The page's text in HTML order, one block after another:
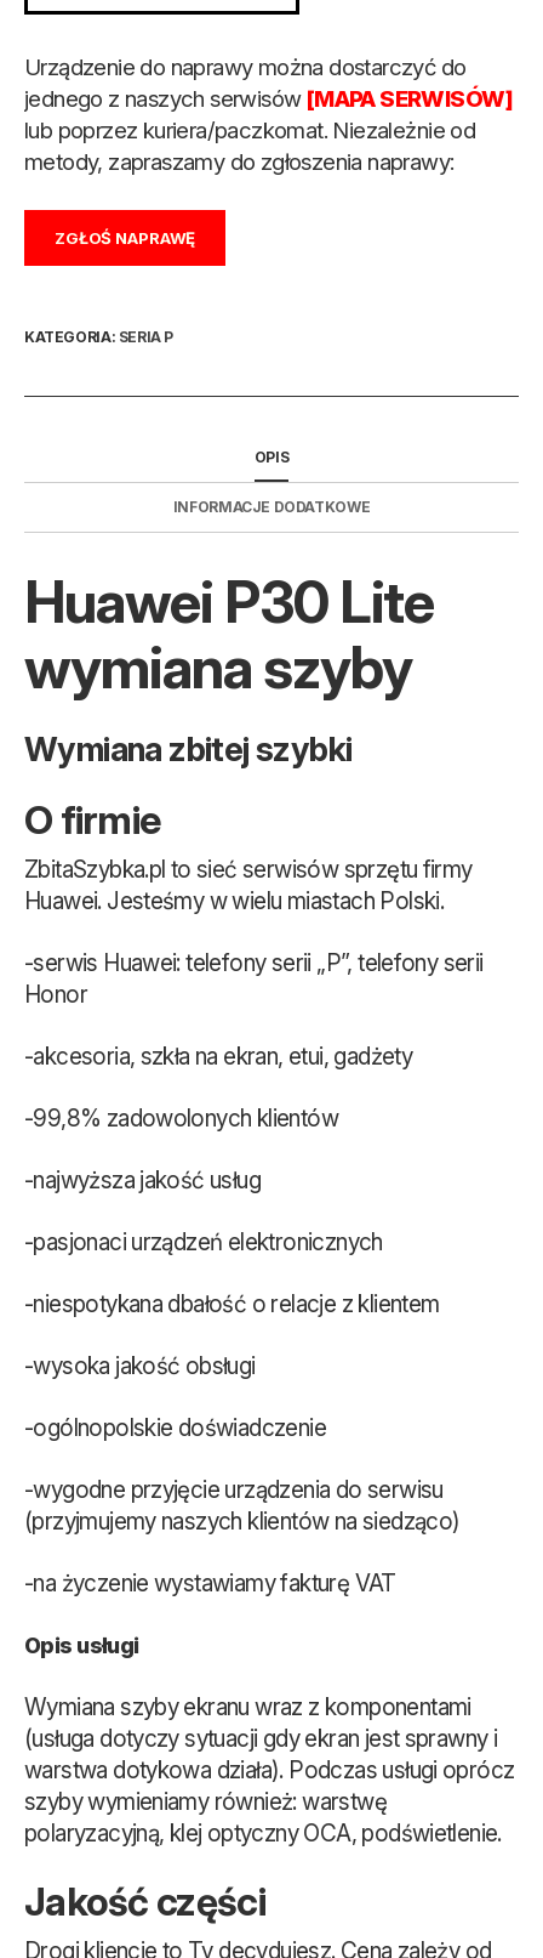
Urządzenie do naprawy można dostarczyć do
jednego z naszych serwisów [MAPA SERWISÓW]
lub poprzez kuriera/paczkomat. Niezależnie od
metody, zapraszamy do zgłoszenia naprawy:
ZGŁOŚ NAPRAWĘ
KATEGORIA: SERIA P
OPIS
INFORMACJE DODATKOWE
Huawei P30 Lite
wymiana szyby
Wymiana zbitej szybki
O firmie
ZbitaSzybka.pl to sieć serwisów sprzętu firmy
Huawei. Jesteśmy w wielu miastach Polski.
-serwis Huawei: telefony serii „P”, telefony serii
Honor
-akcesoria, szkła na ekran, etui, gadżety
-99,8% zadowolonych klientów
-najwyższa jakość usług
-pasjonaci urządzeń elektronicznych
-niespotykana dbałość o relacje z klientem
-wysoka jakość obsługi
-ogólnopolskie doświadczenie
-wygodne przyjęcie urządzenia do serwisu
(przyjmujemy naszych klientów na siedząco)
-na życzenie wystawiamy fakturę VAT
Opis usługi
Wymiana szyby ekranu wraz z komponentami
(usługa dotyczy sytuacji gdy ekran jest sprawny i
warstwa dotykowa działa). Podczas usługi oprócz
szyby wymieniamy również: warstwę
polaryzacyjną, klej optyczny OCA, podświetlenie.
Jakość części
Drogi kliencie to Ty decydujesz. Cena zależy od